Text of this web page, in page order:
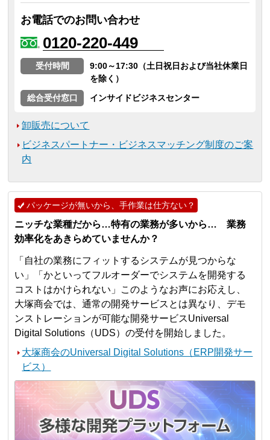
お電話でのお問い合わせ
0120-220-449
受付時間
9:00～17:30（土日祝日および当社休業日
を除く）
総合受付窓口
インサイドビジネスセンター
卸販売について
ビジネスパートナー・ビジネスマッチング制度のご案
内
パッケージが無いから、手作業は仕方ない？
ニッチな業種だから…特有の業務が多いから… 業務
効率化をあきらめていませんか？
「自社の業務にフィットするシステムが見つからな
い」「かといってフルオーダーでシステムを開発する
コストはかけられない」このようなお声にお応えし、
大塚商会では、通常の開発サービスとは異なり、デモ
ンストレーションが可能な開発サービスUniversal
Digital Solutions（UDS）の受付を開始しました。
大塚商会のUniversal Digital Solutions（ERP開発サー
ビス）